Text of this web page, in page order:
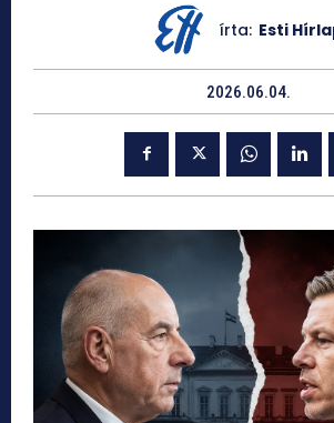
írta: Esti
2026.06.04.